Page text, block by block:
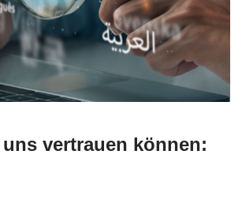
vertrauen können: